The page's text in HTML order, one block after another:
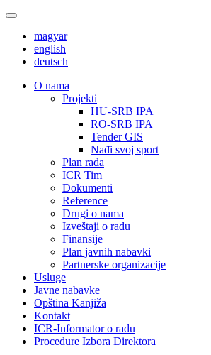
magyar
english
deutsch
О nama
Projekti
HU-SRB IPA
RO-SRB IPA
Tender GIS
Nađi svoj sport
Plan rada
ICR Tim
Dokumenti
Reference
Drugi o nama
Izveštaji o radu
Finansije
Plan javnih nabavki
Partnerske organizacije
Usluge
Javne nabavke
Opština Kanjiža
Kontakt
ICR-Informator o radu
Procedure Izbora Direktora